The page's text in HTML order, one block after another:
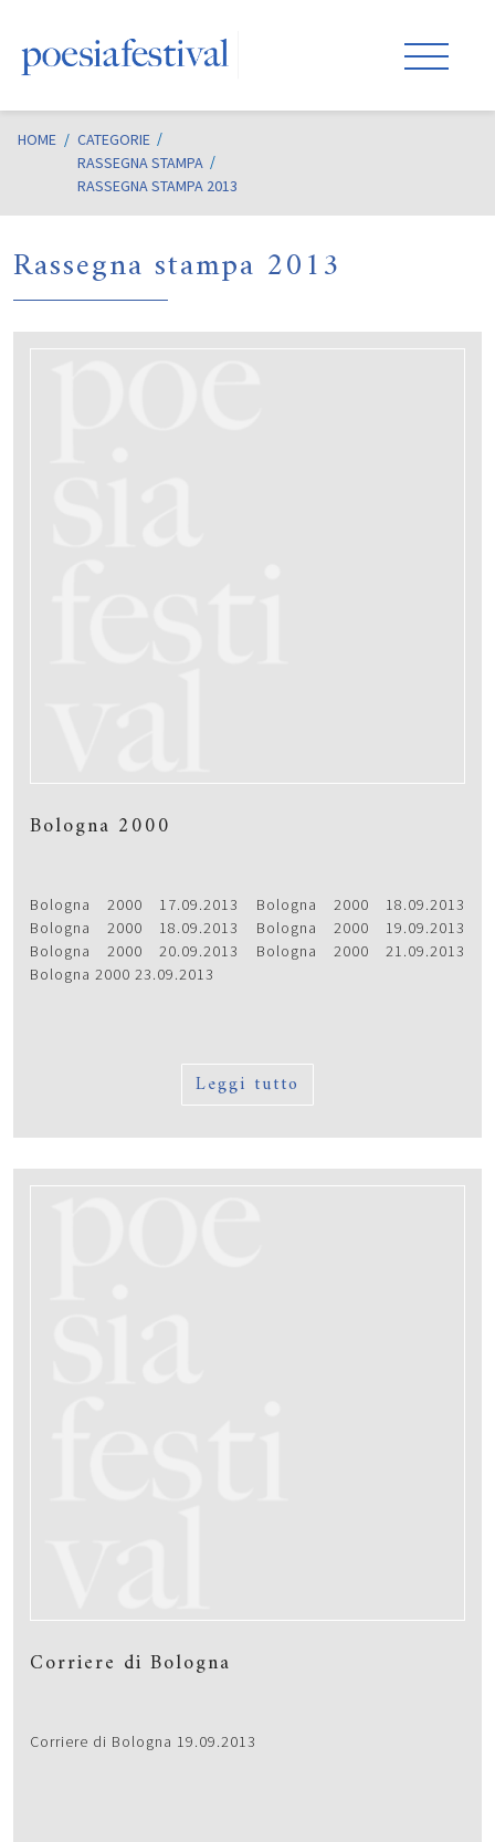
HOME / CATEGORIE
RASSEGNA STAMPA
RASSEGNA STAMPA 2013
Rassegna stampa 2013
Bologna 2000
Bologna 2000 17.09.2013 Bologna 2000 18.09.2013
Bologna 2000 18.09.2013 Bologna 2000 19.09.2013
Bologna 2000 20.09.2013 Bologna 2000 21.09.2013
Bologna 2000 23.09.2013
Leggi tutto
Corriere di Bologna
Corriere di Bologna 19.09.2013